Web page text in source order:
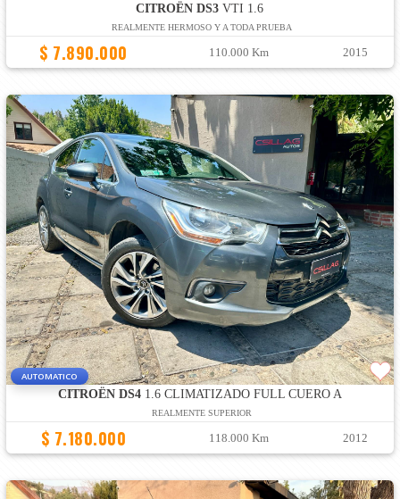
CITROËN DS3 VTI 1.6
REALMENTE HERMOSO Y A TODA PRUEBA
$ 7.890.000 110.000 Km 2015
AUTOMATICO
CITROËN DS41.6 CLIMATIZADO FULL CUERO A
REALMENTE SUPERIOR
$ 7.180.000 118.000 Km 2012